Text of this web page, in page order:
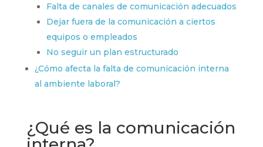
Falta de canales de comunicación adecuados
Dejar fuera de la comunicación a ciertos
equipos o empleados
No seguir un plan estructurado
¿Cómo afecta la falta de comunicación interna
al ambiente laboral?
¿Qué es la comunicación